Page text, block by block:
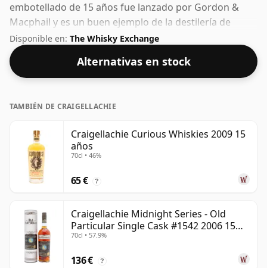
embotellado de 15 años fue lanzado por Gordon &
Macphail y es un buen ejemplo de la destilería de
Speyside. El ABV de este embotellado es del 40% y el
tamaño de la botella es estándar de 70 cl.
Disponible en: The Whisky Exchange
Alternativas en stock
TAMBIÉN DE CRAIGELLACHIE
Craigellachie Curious Whiskies 2009 15
años
70cl • 46%
65 € ?
Craigellachie Midnight Series - Old
Particular Single Cask #1542 2006 15
años
70cl • 57.9%
136 € ?